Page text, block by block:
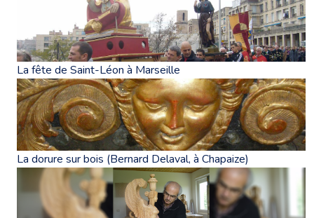
La fête de Saint-Léon à Marseille
La dorure sur bois (Bernard Delaval, à Chapaize)